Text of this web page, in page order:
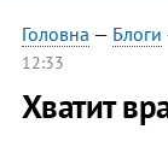
Головна — Блоги
12:33
Хватит